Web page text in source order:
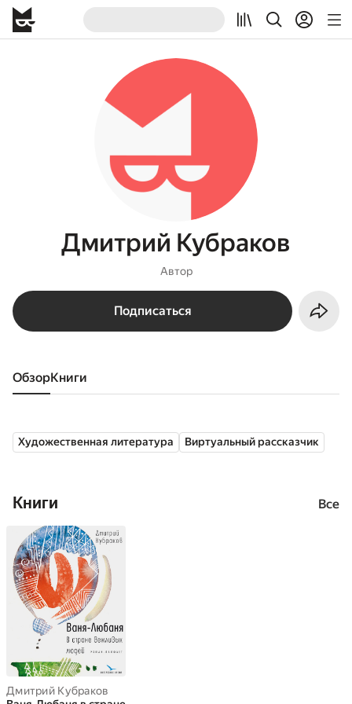
Дмитрий Кубраков
Автор
Подписаться
Обзор книги
Художественная литература Виртуальный рассказчик
Книги Все
Дмитрий Кубраков